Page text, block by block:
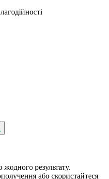
жодного результату.
або скористайтеся